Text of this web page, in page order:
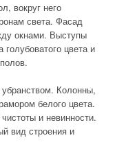
вокруг него
света. Фасад
окнами. Выступы
цвета и
Колонны,
белого цвета.
и невинности.
вид строения и